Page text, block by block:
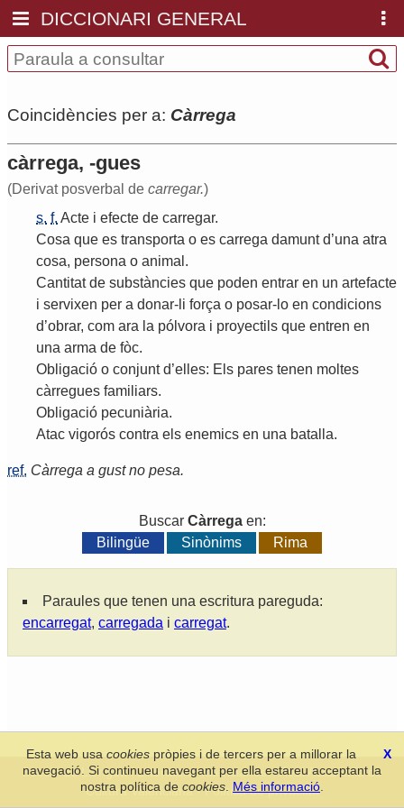
DICCIONARI GENERAL
Coincidències per a: Càrrega
càrrega, -gues
(Derivat posverbal de carregar.)
s. f. Acte i efecte de carregar.
Cosa que es transporta o es carrega damunt d’una atra
cosa, persona o animal .
Cantitat de substàncies que poden entrar en un artefacte
i servixen per a donar- li força o posar- lo en condicions
d’obrar, com ara la pólvora i proyectils que entren en
una arma de fòc.
Obligació o conjunt d’elles: Els pares tenen moltes
càrregues familiars.
Obligació pecuniària.
Atac vigorós contra els enemics en una batalla.
ref. Càrrega a gust no pesa.
Buscar Càrregaen:
Bilingüe
Sinònims Rima
Paraules que tenen una escritura pareguda:
encarregat, carregada i carregat.
Secció de Llengua i Lliteratura Valencianes-Real Acadèmia de
Cultura Valenciana-Política de privacitat
X
Esta web usacookies pròpies i de tercers per a millorar la
navegació. Si continueu navegant per ella estareu acceptant la
nostra política de cookies Més informació